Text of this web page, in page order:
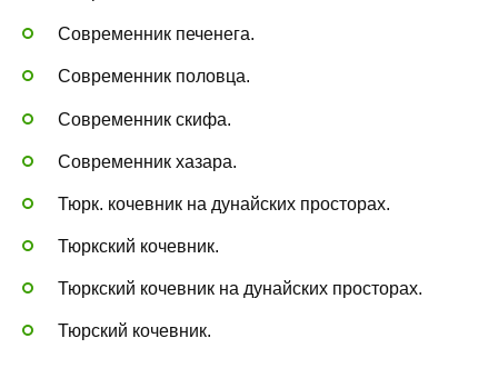
Современник печенега.
Современник половца.
Современник скифа.
Современник хазара.
Тюрк. кочевник на дунайских просторах.
Тюркский кочевник.
Тюркский кочевник на дунайских просторах.
Тюрский кочевник.